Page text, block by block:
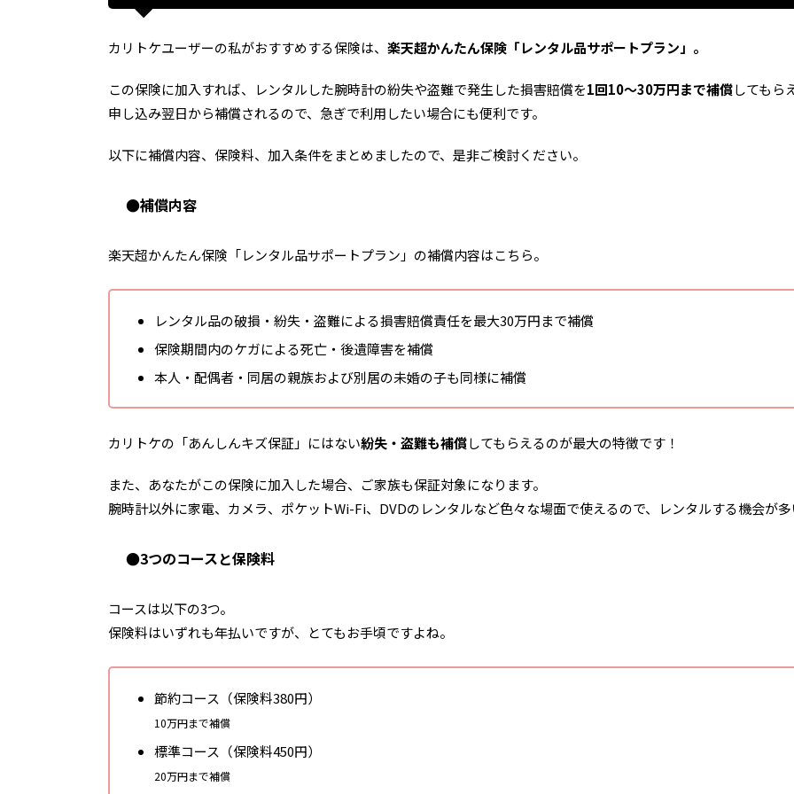
カリトケユーザーの私がおすすめする保険は、 楽天超かんたん保険「レンタル品サポートプラン」。
この保険に加入すれば、レンタルした腕時計の紛失や盗難で発生した損害賠償を1回10～30万円まで補償してもら
申し込み翌日から補償されるので、急ぎで利用したい場合にも便利です。
以下に補償内容、保険料、加入条件をまとめましたので、是非ご検討ください。
●補償内容
楽天超かんたん保険「レンタル品サポートプラン」の補償内容はこちら。
レンタル品の破損・紛失・盗難による損害賠償責任を最大30万円まで補償
保険期間内のケガによる死亡・後遺障害を補償
本人・配偶者・同居の親族および別居の未婚の子も同様に補償
カリトケの「あんしんキズ保証」にはない紛失・盗難も補償してもらえるのが最大の特徴です！
また、あなたがこの保険に加入した場合、ご家族も保証対象になります。
腕時計以外に家電、カメラ、ポケットWi-Fi、DVDのレンタルなど色々な場面で使えるので、レンタルする機会が
●3つのコースと保険料
コースは以下の3つ。
保険料はいずれも年払いですが、とてもお手頃ですよね。
節約コース（保険料380円）
10万円まで補償
標準コース（保険料450円）
20万円まで補償